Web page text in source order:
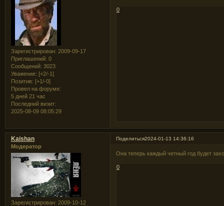
Зарегистрирован: 2009-09-17
Приглашений: 0
Сообщений: 3023
Уважение: [+2/-1]
Позитив: [+1/-0]
Провел на форуме:
5 дней 21 час
Последний визит:
2025-08-09 08:05:29
0
Поделиться2024-01-13 14:36:16
Kaishan
Модератор
Зарегистрирован: 2009-10-12
Она теперь каждый четный год будет
0